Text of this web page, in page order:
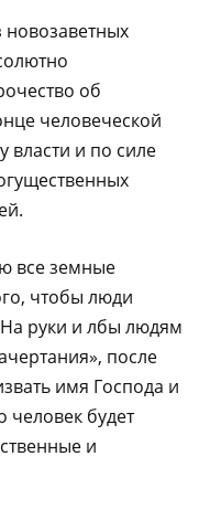
об
человеческой
власти и по силе
все земные
чтобы люди
руки и лбы людям
после
имя Господа и
человек будет
и